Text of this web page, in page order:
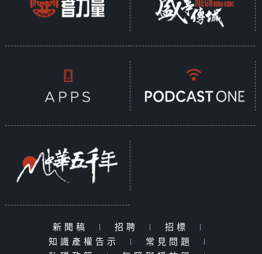
新聞稿 | 招聘 | 招標
|
知識產權告示
| 常見問題
|